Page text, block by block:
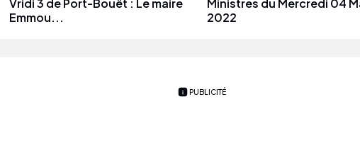
Vridi 3 de Port-Bouët : Le maire
Emmou...
Ministres du Mercredi 04
2022
PUBLICITÉ